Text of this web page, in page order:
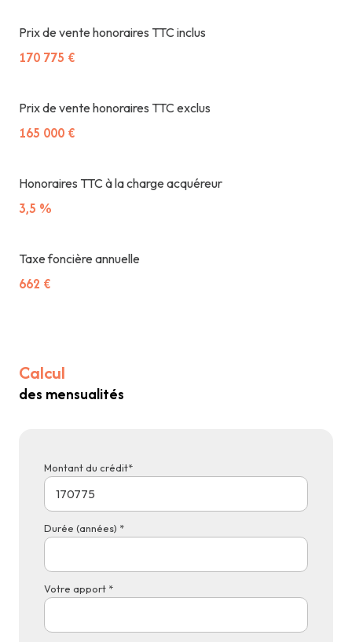
Prix de vente honoraires TTC inclus
170 775 €
Prix de vente honoraires TTC exclus
165 000 €
Honoraires TTC à la charge acquéreur
3,5 %
Taxe foncière annuelle
662 €
Calcul
des mensualités
Montant du crédit*
Durée (années) *
Votre apport *